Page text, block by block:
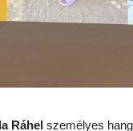
Ráhel személyes